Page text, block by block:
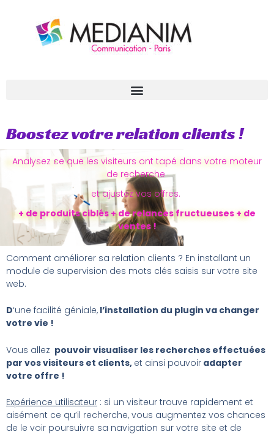
Boostez votre relation clients !
Analysez ce que les visiteurs ont tapé dans votre moteur
de recherche
et ajustez vos offres.
+ de produits ciblés + de relances fructueuses + de
ventes !
Comment améliorer sa relation clients ? En installant un
module de supervision des mots clés saisis sur votre site
web.
D‘une facilité géniale, l’installation du plugin va changer
votre vie !
Vous allez pouvoir visualiser les recherches effectuées
par vos visiteurs et clients, et ainsi pouvoir adapter
votre offre !
Expérience utilisateur : si un visiteur trouve rapidement et
aisément ce qu’il recherche, vous augmentez vos chances
de le voir poursuivre sa navigation sur votre site et de